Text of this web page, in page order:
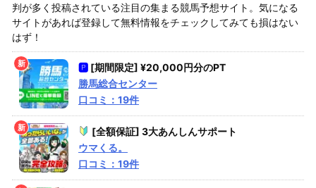
判が多く投稿されている注目の集まる競馬予想サイト。気になる
サイトがあれば登録して無料情報をチェックしてみても損はない
はず！
🅿 [期間限定] ¥20,000円分のPT
勝馬総合センター
口コミ：19件
[全額保証] 3大あんしんサポート
ウマくる。
口コミ：19件